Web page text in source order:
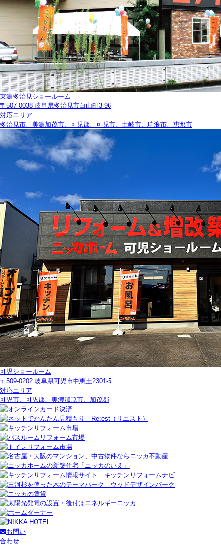
東濃多治見ショールーム
〒507-0038 岐阜県多治見市白山町3-96
対応エリア
多治見市、美濃加茂市、可児郡、可児市、土岐市、瑞浪市、恵那市
可児ショールーム
〒509-0202 岐阜県可児市中恵土2301-5
対応エリア
可児市、可児郡、美濃加茂市、加茂郡
お問い
合わせ